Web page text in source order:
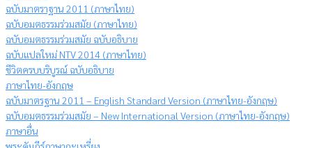
ฉบับมาตราฐาน 2011 (ภาษาไทย)
ฉบับอมตธรรมร่วมสมัย (ภาษาไทย)
ฉบับอมตธรรมร่วมสมัย ฉบับอธิบาย
ฉบับแปลใหม่ NTV 2014 (ภาษาไทย)
ชีวิตครบบริบูรณ์ ฉบับอธิบาย
ภาษาไทย-อังกฤษ
ฉบับมาตรฐาน 2011 – English Standard Version (ภาษาไทย-อังกฤษ)
ฉบับอมตธรรมร่วมสมัย – New International Version (ภาษาไทย-อังกฤษ)
ภาษาอื่น